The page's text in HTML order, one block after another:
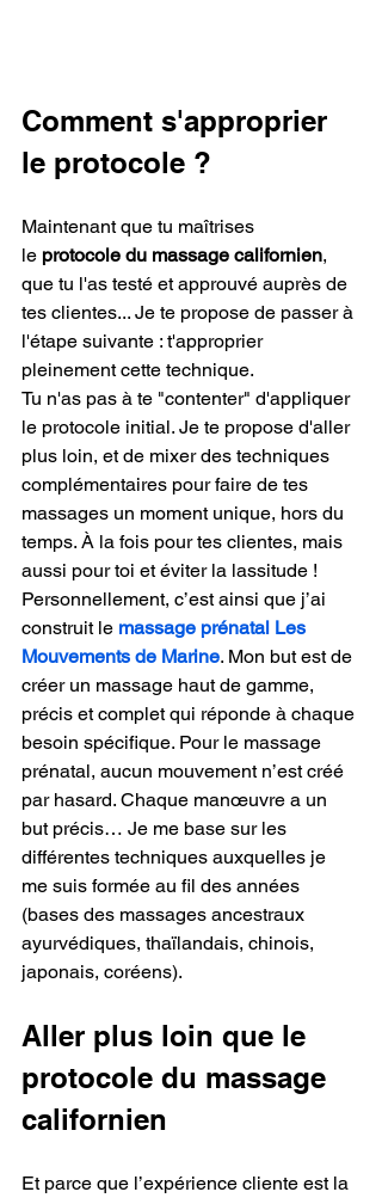
Comment s'approprier
le protocole ?
Maintenant que tu maîtrises
le protocole du massage californien,
que tu l'as testé et approuvé auprès de
tes clientes... Je te propose de passer à
l'étape suivante : t'approprier
pleinement cette technique.
Tu n'as pas à te "contenter" d'appliquer
le protocole initial. Je te propose d'aller
plus loin, et de mixer des techniques
complémentaires pour faire de tes
massages un moment unique, hors du
temps. À la fois pour tes clientes, mais
aussi pour toi et éviter la lassitude !
Personnellement, c’est ainsi que j’ai
construit le massage prénatal Les
Mouvements de Marine. Mon but est de
créer un massage haut de gamme,
précis et complet qui réponde à chaque
besoin spécifique. Pour le massage
prénatal, aucun mouvement n’est créé
par hasard. Chaque manœuvre a un
but précis… Je me base sur les
différentes techniques auxquelles je
me suis formée au fil des années
(bases des massages ancestraux
ayurvédiques, thaïlandais, chinois,
japonais, coréens).
Aller plus loin que le
protocole du massage
californien
Et parce que l’expérience cliente est la